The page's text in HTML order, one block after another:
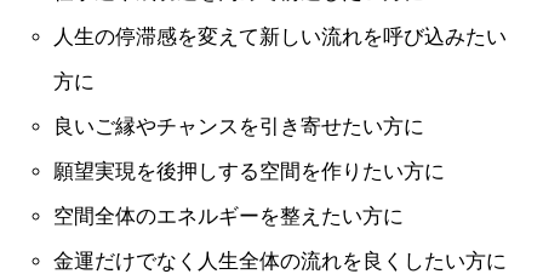
人生の停滞感を変えて新しい流れを呼び込みたい
方に
良いご縁やチャンスを引き寄せたい方に
願望実現を後押しする空間を作りたい方に
空間全体のエネルギーを整えたい方に
金運だけでなく人生全体の流れを良くしたい方に